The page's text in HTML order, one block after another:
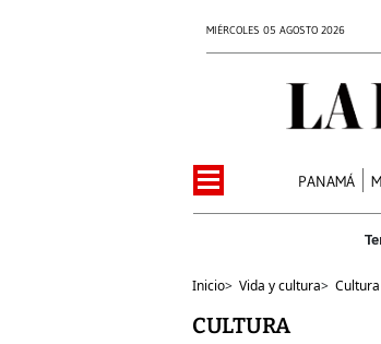
MIÉRCOLES 05 AGOSTO 2026
PANAMÁ
Inicio> Vida y cultura> Cultura
CULTURA